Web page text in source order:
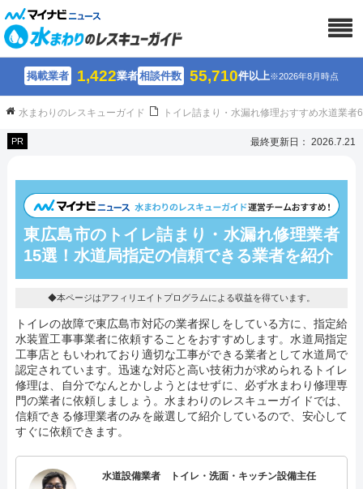
掲載業者 1,422業者相談件数 55,710件以上※2026年8月時点
水まわりのレスキューガイド トイレ詰まり・水漏れ修理おすすめ水道業
PR 最終更新日： 2026.7.21
東広島市のトイレ詰まり・水漏れ修理業者
15選！水道局指定の信頼できる業者を紹介
◆本ページはアフィリエイトプログラムによる収益を得ています。
トイレの故障で東広島市対応の業者探しをしている方に、指定給
水装置工事事業者に依頼することをおすすめします。水道局指定
工事店ともいわれており適切な工事ができる業者として水道局で
認定されています。迅速な対応と高い技術力が求められるトイレ
修理は、自分でなんとかしようとはせずに、必ず水まわり修理専
門の業者に依頼しましょう。水まわりのレスキューガイドでは、
信頼できる修理業者のみを厳選して紹介しているので、安心して
すぐに依頼できます。
水道設備業者 トイレ・洗面・キッチン設備主任